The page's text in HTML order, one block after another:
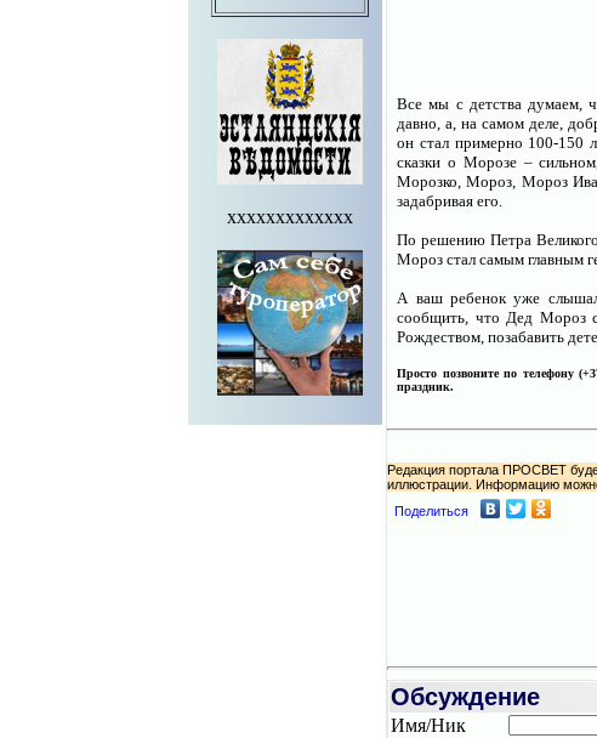
xxxxxxxxxxxxx
Все мы с детства думаем,
давно, а, на самом деле,
он стал примерно 100-150
сказки о Морозе –
Морозко, Мороз, Мороз
задабривая его.
По решению Петра
Мороз стал самым главным
А ваш ребенок уже
сообщить, что Дед Мороз
Рождеством, позабавить
Просто позвоните по телефону
праздник.
Редакция портала ПРОСВЕТ
иллюстрации. Информацию
Поделиться
Обсуждение
Имя/Ник